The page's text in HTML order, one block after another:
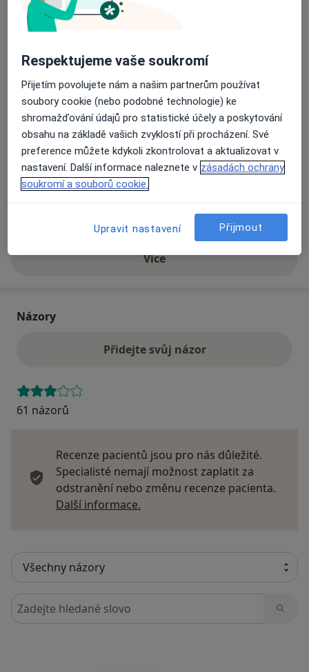
Gynekologická ordinace MAXIMA
Přiblížit mapuse otevře v nové záložce
Dostupnost
Na této adrese online kalendář není aktivní
Co mám v takové situaci udělat?
Způsoby platby (soukromé návštěvy)
Víceo adrese
Názory
Přidejte svůj názor
61 názorů
Recenze pacientů jsou pro nás důležité.
Specialisté nemají možnost zaplatit za
odstranění nebo změnu recenze pacienta.
Další informace.
Hledejte v názorech
Respektujeme vaše soukromí
Přijetím povolujete nám a našim partnerům používat
soubory cookie (nebo podobné technologie) ke
shromažďování údajů pro statistické účely a poskytování
obsahu na základě vašich zvyklostí při procházení. Své
preference můžete kdykoli zkontrolovat a aktualizovat v
nastavení. Další informace naleznete v zásadách ochrany
soukromí a souborů cookie.
Upravit nastavení Přijmout